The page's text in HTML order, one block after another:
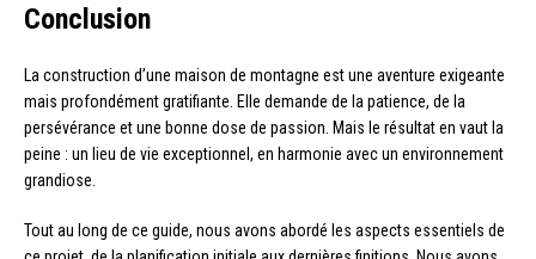
Conclusion
La construction d’une maison de montagne est une aventure exigeante
mais profondément gratifiante. Elle demande de la patience, de la
persévérance et une bonne dose de passion. Mais le résultat en vaut la
peine : un lieu de vie exceptionnel, en harmonie avec un environnement
grandiose.
Tout au long de ce guide, nous avons abordé les aspects essentiels de